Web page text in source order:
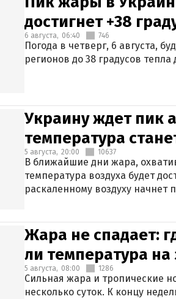
достигнет +38
6 августа, 06:40 746
Погода в четверг, 6 августа,
регионов до 38 градусов тепла
Украину ждет пик
температура
5 августа, 20:00 10637
В ближайшие дни жара,
температура воздуха будет
раскаленному воздуху начнет
Жара не спадает:
ли температура на
5 августа, 08:00 1286
Сильная жара и тропические
несколько суток. К концу